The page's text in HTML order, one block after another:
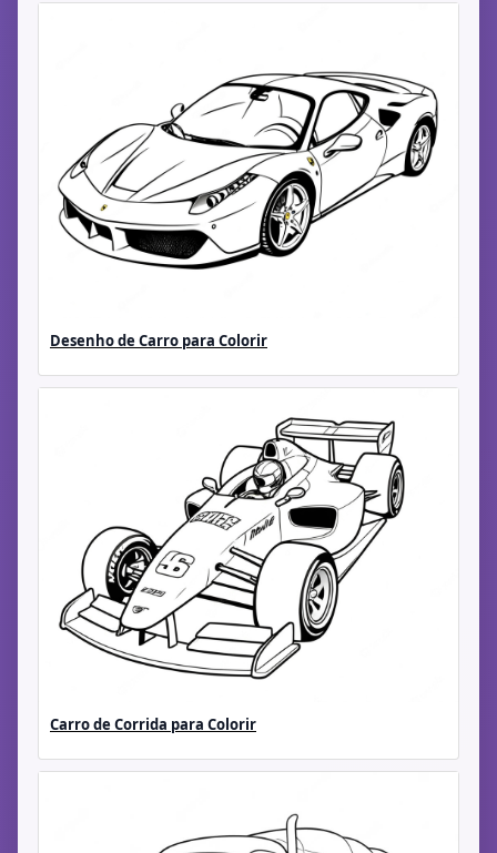
Desenho de Carro para Colorir
Carro de Corrida para Colorir